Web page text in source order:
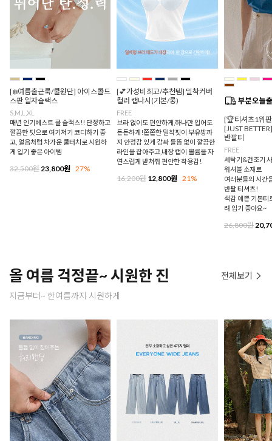
[❄️여름출근룩/쿨원단] 아이스콜드
스판 일자슬랙스
S,M,L,XL
매년 인기베스트 쿨 슬랙스!! 단정하고
깔끔한 핏으로 여기저기 코디하기 좋
고, 얼음처럼 차가운 쿨터치로 시원하
게 입기 좋은 아이템
32,500원 23,800원 27%
[💕가성비최고/추천템] 밀착커버
컬러 캡나시(기본/롱)
FREE
브라 없이도 편안하게,하나만 입어도
든든하게!쫀쫀한 밀착핏이 부유방까
지 안정감 있게 감싸 들뜸 없이 깔끔한
라인을 잡아주고,내장 캡이 볼륨을 자
연스럽게 받쳐줘 편안한 착용감!
16,200원12,800원 21%
[🏆티셔츠1위
[JUST
반팔티
FREE
세탁기&건조기
워셔블 소재로
여러분들의 시간
반팔 티셔츠!
색감 예쁜 기본티
려 입기 좋아요~
26,800원
올 여름 걱정끝~ 시원한 진
지금부터~ 한여름까지 시원하게
전체보기